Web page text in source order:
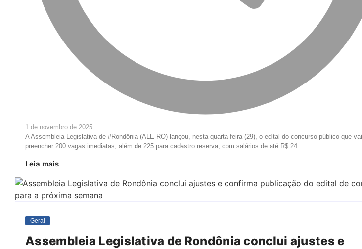
1 de novembro de 2025
A Assembleia Legislativa de #Rondônia (ALE-RO) lançou, nesta quarta-feira (29), o edital do concurso público que vai
preencher 200 vagas imediatas, além de 225 para cadastro reserva, com salários de até R$ 24...
Leia mais
Geral
Assembleia Legislativa de Rondônia conclui ajustes e